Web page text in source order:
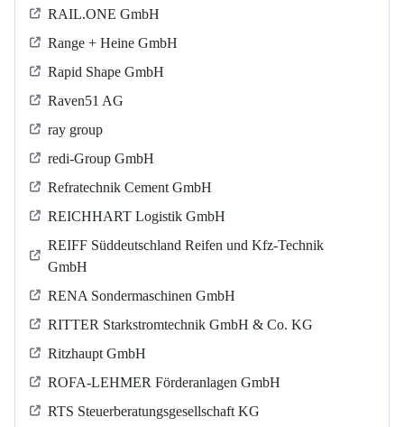
RAIL.ONE GmbH
Range + Heine GmbH
Rapid Shape GmbH
Raven51 AG
ray group
redi-Group GmbH
Refratechnik Cement GmbH
REICHHART Logistik GmbH
REIFF Süddeutschland Reifen und Kfz-Technik
GmbH
RENA Sondermaschinen GmbH
RITTER Starkstromtechnik GmbH & Co. KG
Ritzhaupt GmbH
ROFA-LEHMER Förderanlagen GmbH
RTS Steuerberatungsgesellschaft KG